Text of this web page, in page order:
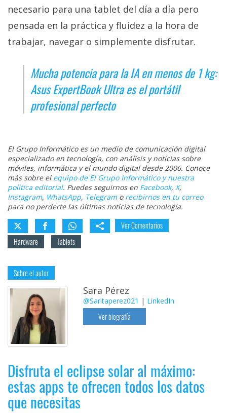
necesario para una tablet del día a día pero
pensada en la práctica y fluidez a la hora de
trabajar, navegar o simplemente disfrutar.
Mucha potencia para la IA en menos de 1 kg:
Asus ExpertBook Ultra es el portátil
profesional perfecto
El Grupo Informático es un medio de comunicación digital
especializado en tecnología, con análisis y noticias sobre
móviles, informática y el mundo digital desde 2006. Conoce
más sobre el equipo de El Grupo Informático y nuestra
política editorial. Puedes seguirnos en Facebook, X,
Instagram, WhatsApp, Telegramo recibirnos en tu correo
para no perderte las últimas noticias de tecnología.
Ver Comentarios
Hardware
Tablets
Sobre el autor
Sara Pérez
@Saritaperez021 | LinkedIn
Ver biografía
Disfruta el eclipse solar al máximo:
estas apps te ofrecen todos los datos
que necesitas